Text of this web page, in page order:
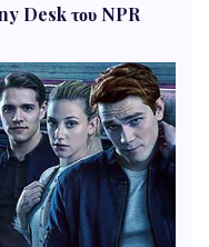
Desk του NPR